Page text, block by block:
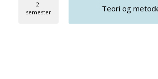
2.
semester
Teori og